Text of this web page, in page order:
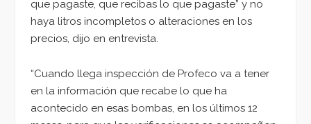
que pagaste, que recibas lo que pagaste” y no
haya litros incompletos o alteraciones en los
precios, dijo en entrevista.
“Cuando llega inspección de Profeco va a tener
en la información que recabe lo que ha
acontecido en esas bombas, en los últimos 12